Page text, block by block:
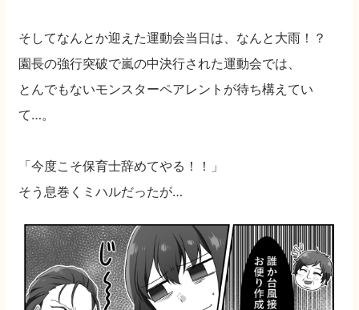
そしてなんとか迎えた運動会当日は、なんと大雨！？
園長の強行突破で嵐の中決行された運動会では、
とんでもないモンスターペアレントが待ち構えてい
て…。
「今度こそ保育士辞めてやる！！」
そう息巻くミハルだったが…